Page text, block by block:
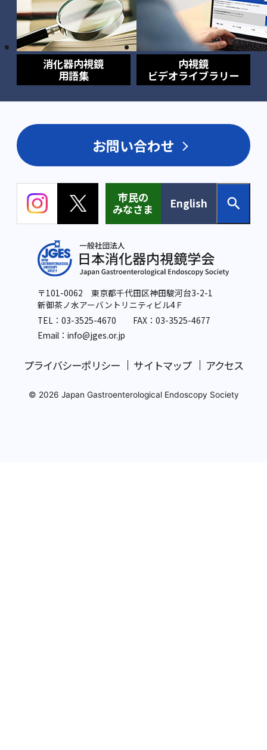
消化器内視鏡
用語集
内視鏡
ビデオライブラリー
お問い合わせ
市民の
みなさま
English
〒101-0062 東京都千代田区神田駿河台3-2-1
新御茶ノ水アーバントリニティビル4Ｆ
TEL：03-3525-4670 FAX：03-3525-4677
Email：info@jges.or.jp
プライバシーポリシー サイトマップ アクセス
© 2026 Japan Gastroenterological Endoscopy Society